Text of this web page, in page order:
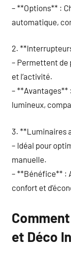
– **Options** :
automatique,
2.
– Permettent de
et l’activité.
–
lumineux,
3. **Luminaires
– Idéal pour
manuelle.
– **Bénéfice** :
confort et
et Déco